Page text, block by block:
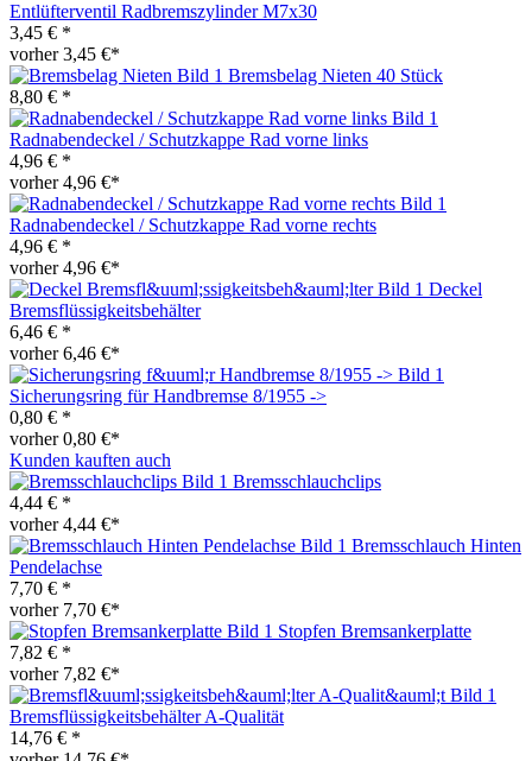
Entlüfterventil Radbremszylinder M7x30
3,45 € *
vorher 3,45 €*
Bremsbelag Nieten 40 Stück
8,80 € *
Radnabendeckel / Schutzkappe Rad vorne links
4,96 € *
vorher 4,96 €*
Radnabendeckel / Schutzkappe Rad vorne rechts
4,96 € *
vorher 4,96 €*
Deckel
Bremsflüssigkeitsbehälter
6,46 € *
vorher 6,46 €*
Sicherungsring für Handbremse 8/1955 ->
0,80 € *
vorher 0,80 €*
Kunden kauften auch
Bremsschlauchclips
4,44 € *
vorher 4,44 €*
Bremsschlauch Hinten
Pendelachse
7,70 € *
vorher 7,70 €*
Stopfen Bremsankerplatte
7,82 € *
vorher 7,82 €*
Bremsflüssigkeitsbehälter A-Qualität
14,76 € *